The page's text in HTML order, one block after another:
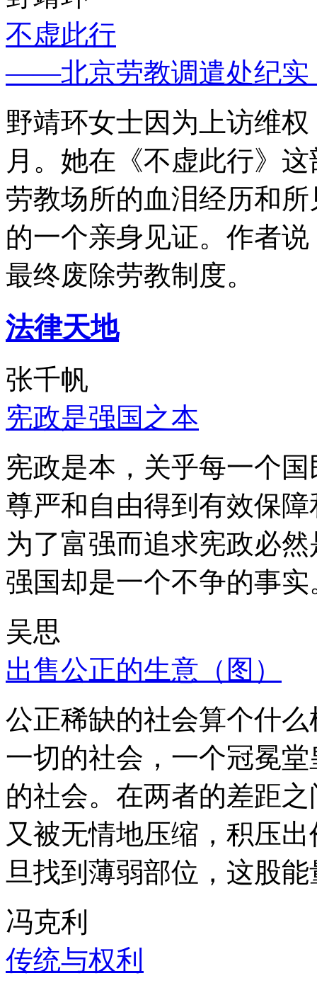
不虚此行
——北京劳教调遣处纪实
野靖环女士因为上访维
月。她在《不虚此行》
劳教场所的血泪经历和
的一个亲身见证。作者
最终废除劳教制度。
法律天地
张千帆
宪政是强国之本
宪政是本，关乎每一个
尊严和自由得到有效保
为了富强而追求宪政必
强国却是一个不争的事实
吴思
出售公正的生意（图）
公正稀缺的社会算个什
一切的社会，一个冠冕
的社会。在两者的差距
又被无情地压缩，积压
旦找到薄弱部位，这股
冯克利
传统与权利